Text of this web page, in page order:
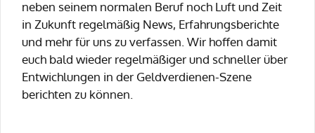
neben seinem normalen Beruf noch Luft und Zeit
in Zukunft regelmäßig News, Erfahrungsberichte
und mehr für uns zu verfassen. Wir hoffen damit
euch bald wieder regelmäßiger und schneller über
Entwichlungen in der Geldverdienen-Szene
berichten zu können.